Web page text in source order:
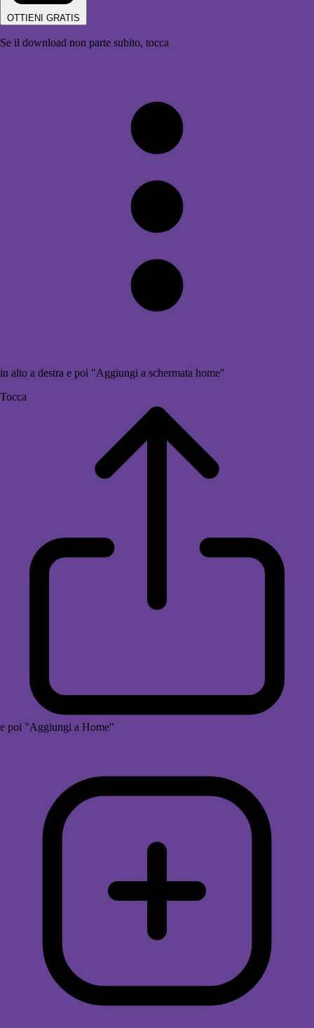
OTTIENI GRATIS
Se il download non parte subito, tocca
in alto a destra e poi "Aggiungi a schermata home"
Tocca
e poi "Aggiungi a Home"